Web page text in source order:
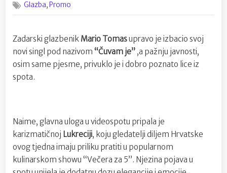
objavio
singl
“Čuvam
je”,
fitness-
Glazba,Promo
Zadarski glazbenik Mario Tomasupravo je izbacio svoj
novi singl pod nazivom “Čuvam je” ,a pažnju javnosti,
osim same pjesme, privuklo je i dobro poznato lice iz
spota.
Naime, glavna uloga u videospotu pripala je
karizmatičnoj Lukreciji, koju gledatelji diljem Hrvatske
ovog tjedna imaju priliku pratiti u popularnom
kulinarskom showu “Večera za 5”. Njezina pojava u